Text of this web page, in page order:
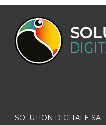
SOLUTION DIGITALE SA